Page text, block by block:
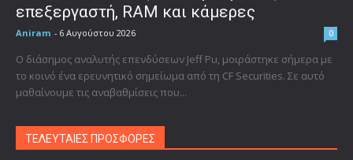
επεξεργαστή, RAM και κάμερες
Aniram - 6 Αυγούστου 2026 0
Ο διάσημος αναλυτής επενδύσεων Jeff Pu, μοιράστηκε σήμερα με
το κοινό ένα ερευνητικό σημείωμα από τη CF Securities. Σε αυτό
μαθαίνουμε τις αναβαθμίσεις που...
ΤΕΛΕΥΤΑΙΕΣ ΠΡΟΣΦΟΡΕΣ